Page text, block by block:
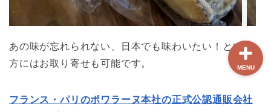
あの味が忘れられない、日本でも味わいたい！という
方にはお取り寄せも可能です。
フランス・パリのポワラーヌ本社の正式公認通販会社
MENU